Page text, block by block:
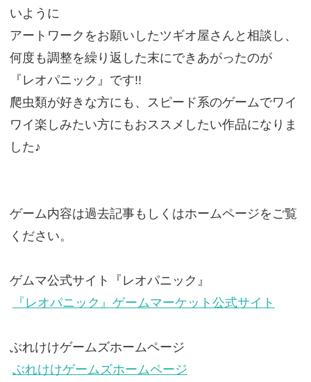
いように
アートワークをお願いしたツギオ屋さんと相談し、
何度も調整を繰り返した末にできあがったのが
『レオパニック』です!!
爬虫類が好きな方にも、スピード系のゲームでワイ
ワイ楽しみたい方にもおススメしたい作品になりま
した♪
ゲーム内容は過去記事もしくはホームページをご覧
ください。
ゲムマ公式サイト『レオパニック』
『レオパニック』ゲームマーケット公式サイト
ぶれけけゲームズホームページ
ぶれけけゲームズホームページ